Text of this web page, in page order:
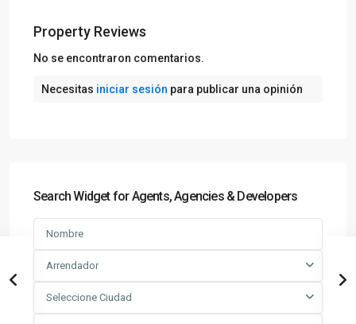
Property Reviews
No se encontraron comentarios.
Necesitas iniciar sesión para publicar una opinión
Search Widget for Agents, Agencies & Developers
Arrendador
Seleccione Ciudad